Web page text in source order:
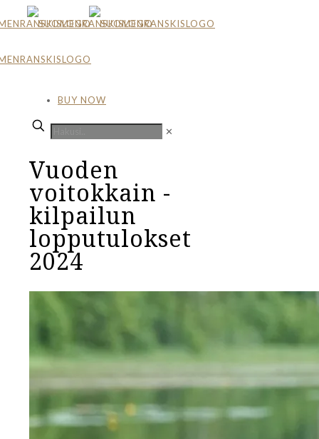
BUY NOW
✕
Vuoden
voitokkain -
kilpailun
lopputulokset
2024